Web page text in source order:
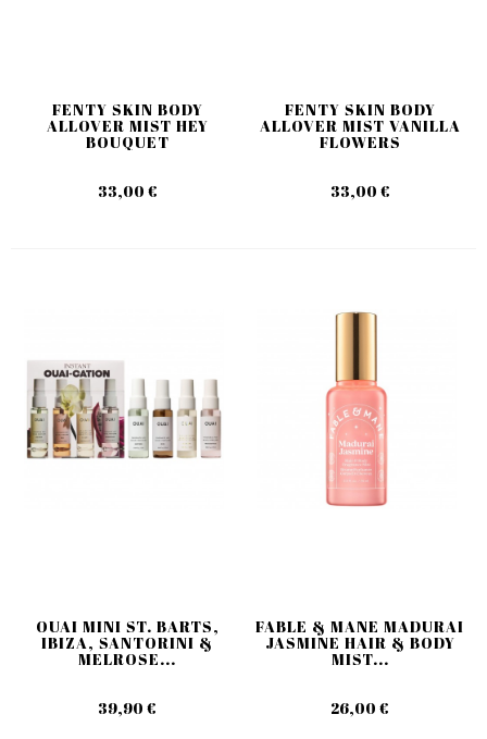
FENTY SKIN BODY
ALLOVER MIST HEY
BOUQUET
33,00 €
FENTY SKIN BODY
ALLOVER MIST VANILLA
FLOWERS
33,00 €
OUAI MINI ST. BARTS,
IBIZA, SANTORINI &
MELROSE...
39,90 €
FABLE & MANE MADURAI
JASMINE HAIR & BODY
MIST...
26,00 €